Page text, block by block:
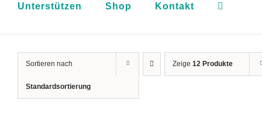
Unterstützen Shop Kontakt
Sortieren nach
Standardsortierung
Zeige 12 Produkte